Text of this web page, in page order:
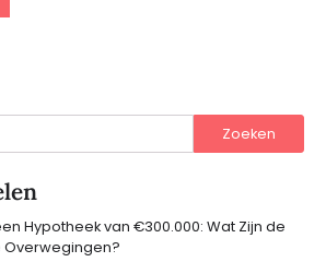
Zoeken
Hypotheek van €300.000: Wat Zijn de
Overwegingen?